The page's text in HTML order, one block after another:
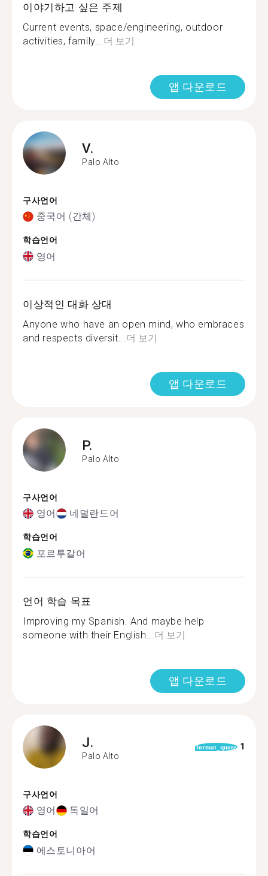
이야기하고 싶은 주제
Current events, space/engineering, outdoor
activities, family... 더 보기
앱 다운로드
V.
Palo Alto
구사언어
중국어 (간체)
학습언어
영어
이상적인 대화 상대
Anyone who have an open mind, who embraces
and respects diversit... 더 보기
앱 다운로드
P.
Palo Alto
구사언어
영어 네덜란드어
학습언어
포르투갈어
언어 학습 목표
Improving my Spanish. And maybe help
someone with their English... 더 보기
앱 다운로드
J.
Palo Alto
format_quote 1
구사언어
영어 독일어
학습언어
에스토니아어